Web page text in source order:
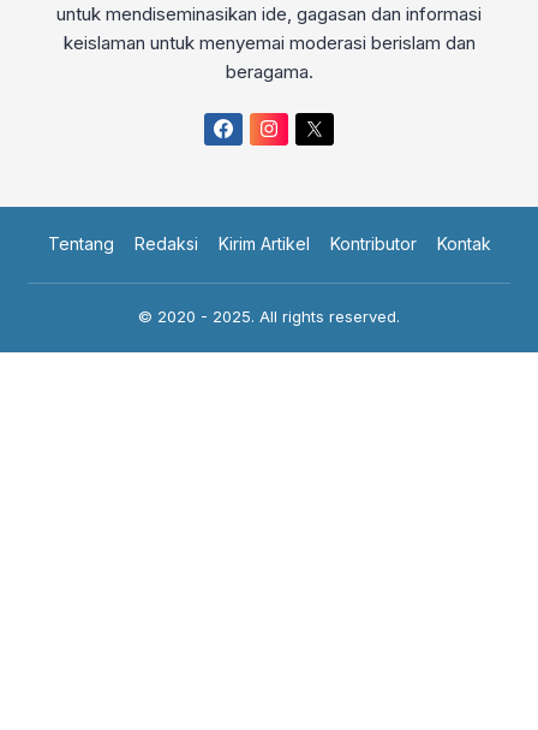
untuk mendiseminasikan ide, gagasan dan informasi
keislaman untuk menyemai moderasi berislam dan
beragama.
Tentang Redaksi Kirim Artikel Kontributor Kontak
© 2020 - 2025. All rights reserved.